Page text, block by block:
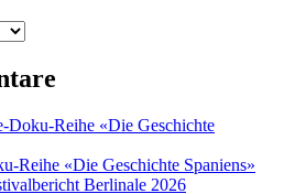
Doku-Reihe «Die Geschichte
Reihe «Die Geschichte Spaniens»
Berlinale 2026